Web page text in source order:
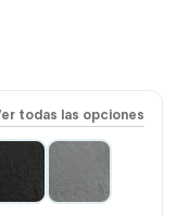
todas las opciones